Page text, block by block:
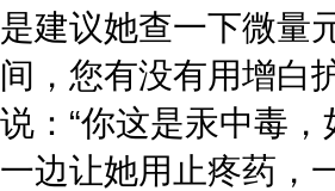
是建议她查一下微量
间，您有没有用增白
说：“你这是汞中毒
一边让她用止疼药，